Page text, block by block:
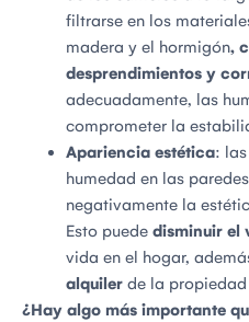
filtrarse en los
madera y el hormigón,
desprendimientos y
adecuadamente, las
comprometer la
Apariencia estética:
humedad en las
negativamente la
Esto puede disminuir el
vida en el hogar,
alquiler de la
¿Hay algo más importante